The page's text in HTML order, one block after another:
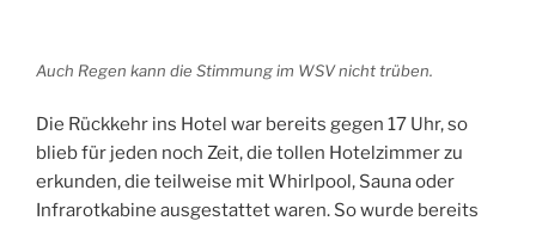
Auch Regen kann die Stimmung im WSV nicht trüben.
Die Rückkehr ins Hotel war bereits gegen 17 Uhr, so
blieb für jeden noch Zeit, die tollen Hotelzimmer zu
erkunden, die teilweise mit Whirlpool, Sauna oder
Infrarotkabine ausgestattet waren. So wurde bereits